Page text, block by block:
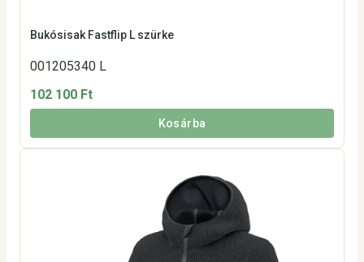
Bukósisak Fastflip L szürke
001205340 L
102 100 Ft
Kosárba